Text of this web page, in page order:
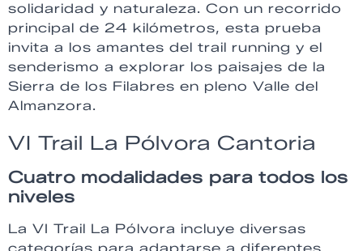
solidaridad y naturaleza. Con un recorrido
principal de 24 kilómetros, esta prueba
invita a los amantes del trail running y el
senderismo a explorar los paisajes de la
Sierra de los Filabres en pleno Valle del
Almanzora.
VI Trail La Pólvora Cantoria
Cuatro modalidades para todos los
niveles
La VI Trail La Pólvora incluye diversas